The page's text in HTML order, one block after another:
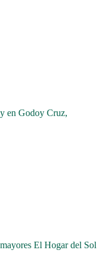
en Godoy Cruz,
El Hogar del Sol